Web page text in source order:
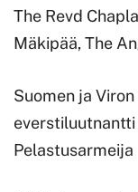
The Revd
Mäkipää, The
Suomen ja
everstiluutnantti
Pelastusarmeija